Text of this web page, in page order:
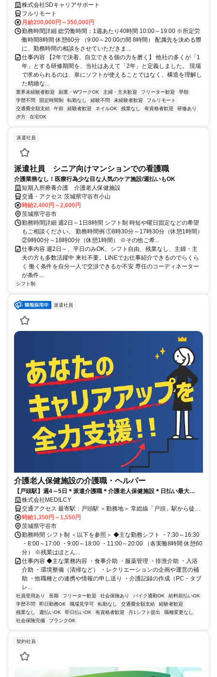
株式会社SDキャリアサポート
フルリモート
月給200,000円～350,000円
勤務時間詳細 総労働時間：1週あたり40時間 10:00～19:00 ※所定労
働時間8時間 休憩60分 （9:00～20:00の間 8時間） 配属先を決める際
に、勤務時間の相談をさせていただきま...
仕事内容 【2年で決着、自立できる個の力を磨く】 他社の多くが「1
年」とする研修期間を、当社はあえて「2年」と定義しました。 現場
で求められるのは、単にソフトが使えることではなく、構造を理解し
た精緻な...
業界未経験者歓迎 副業・WワークOK 主婦・主夫歓迎 フリーター歓迎
早朝
学歴不問
固定時間制 転勤なし 経験不問 未経験者歓迎
フルリモート
交通費全額支給
午前 経験者歓迎 ネイルOK 残業なし 有資格者歓迎
研修あり
夕方
在宅OK
派遣社員
派遣社員 シニア向けマンションでの看護職
介護業務なし！医療行為少な目な人気のケア施設/週払いもOK
短期入所療養介護 介護老人保健施設
交通・アクセス 茨城県守谷市小山
時給2,400円～2,600円
茨城県守谷市
勤務時間詳細 週2日～1日8時間 シフト制 時短や曜日固定などの希望
もご相談ください。 勤務時間例 ①8時30分～17時30分（休憩1時間）
②9時00分～18時00分（休憩1時間） ※その他ご希...
仕事内容 週2日～、平日のみOK、シフト自由、残業なし、主婦・主
夫の方も多数活躍中 来社不要。LINEでお仕事紹介できるのでらくら
く 働く条件を自分一人で交渉できるか不安 専任のコーディネーター
が条件...
シフト制
派遣社員
介護老人保健施設の介護職・ヘルパー
【戸頭駅】週4～5日＊派遣介護職＊介護老人保健施設＊日払い最大
90％◎
株式会社MEDILCY
交通アクセス 最寄駅：戸頭駅 ＜勤務地＞ 常総線「戸頭」駅から徒歩
3分 【車通勤：〇】【バイク通勤：〇】【自転車通勤：〇】 ☆周辺環
境☆ マスダ 戸頭店･･･徒歩3分 ガスト 取手戸頭店･･･徒歩3分 セブン
イレブン 取手戸頭4丁目店･･･徒歩4分 守谷市のお仕事探しは当社にお
任せください！ あなたのご希望を踏まえてご提案させていただきま
す！
時給1,350円～1,550円
茨城県守谷市
勤務時間 シフト制 ＜以下を参照＞ ◆主な勤務シフト ・7:30～16:30
・8:00～17:00 ・9:00～18:00 ・11:00～20:00 （各実働8時間 休憩60
分） ※残業はほとん...
仕事内容 ◆主な業務内容 ・食事介助 ・服薬管理 ・排泄介助 ・入浴
介助 ・環境整備（清掃など） ・レクリエーションの企画や運営の補
助 ・他職種との連携や情報の申し送り ・介護記録の作成（PC・タブ
レ...
社員登用あり 長期 フリーター歓迎 社会保険あり バイク通勤OK
給料前払いOK
学歴不問
即日勤務OK 職場見学可 転勤なし 交通費全額支給
経験者歓迎
残業なし
週払いOK 即日払いOK 有資格者歓迎 月1シフト提出
職種変更なし
社会保険完備
ブランクOK
契約社員